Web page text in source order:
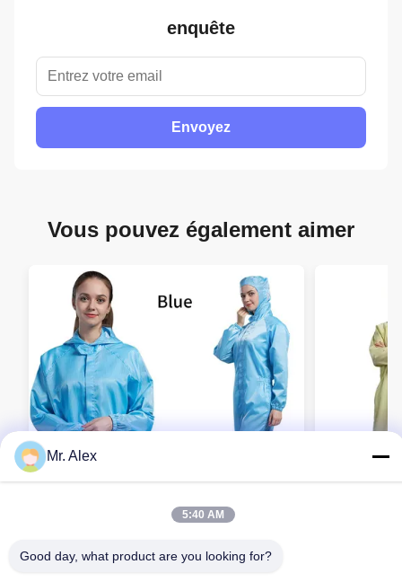
enquête
Envoyez
Vous pouvez également aimer
Couverture de salle blanche ESD
Mr. Alex
5:40 AM
Good day, what product are you looking for?